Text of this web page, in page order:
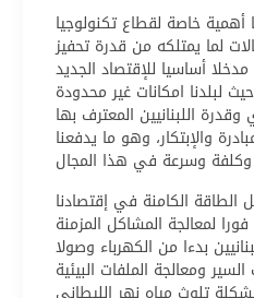
خاصة لقطاع تكنولوجيا
لما يمتلكه من قدرة تحفيز
أساسيا للإقتصاد الجديد
لبلدنا امكانات غير محدودة
اللبنانيين المعترف بها
والإبتكار، وهو ما يدفعنا
الطاقة الكامنة في إقتصادنا
لمعالجة المشاكل المزمنة
بدءا من الكهرباء وصولا
ومعالجة الملفات البيئية